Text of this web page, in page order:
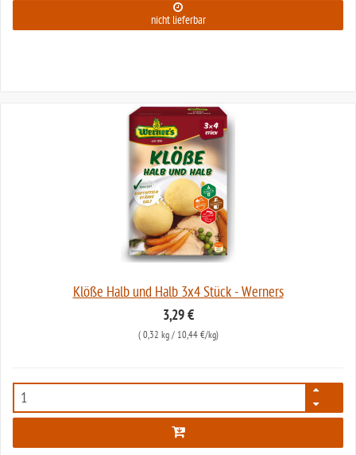
nicht lieferbar
Klöße Halb und Halb 3x4 Stück - Werners
3,29 €
( 0,32 kg/ 10,44 €/kg)
8033